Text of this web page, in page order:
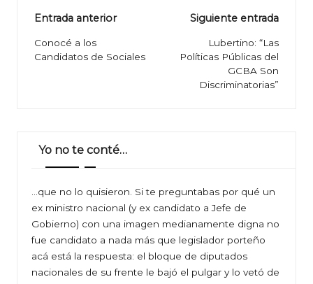
Navegación
de
entradas
Entrada anterior
Conocé a los
Candidatos de Sociales
Siguiente entrada
Lubertino: “Las
Políticas Públicas del
GCBA Son
Discriminatorias”
Yo no te conté…
…que no lo quisieron. Si te preguntabas por qué un
ex ministro nacional (y ex candidato a Jefe de
Gobierno) con una imagen medianamente digna no
fue candidato a nada más que legislador porteño
acá está la respuesta: el bloque de diputados
nacionales de su frente le bajó el pulgar y lo vetó de